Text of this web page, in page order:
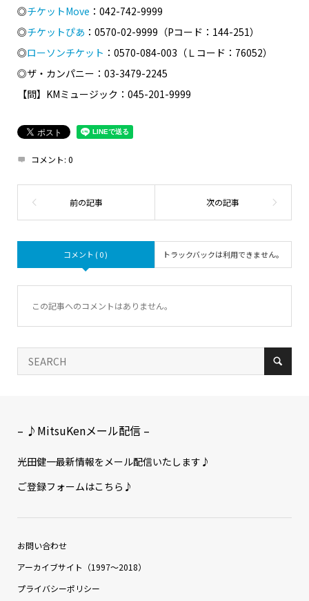
◎チケットMove ：042-742-9999
◎チケットぴあ ：0570-02-9999（Pコード：144-251）
◎ローソンチケット ：0570-084-003（Ｌコード：76052）
◎ザ・カンパニー：03-3479-2245
【問】KMミュージック：045-201-9999
コメント: 0
コメント ( 0 ) トラックバックは利用できません。
この記事へのコメントはありません。
– ♪MitsuKenメール配信 –
光田健一最新情報をメール配信いたします♪
ご登録フォームはこちら♪
お問い合わせ
アーカイブサイト（1997〜2018）
プライバシーポリシー